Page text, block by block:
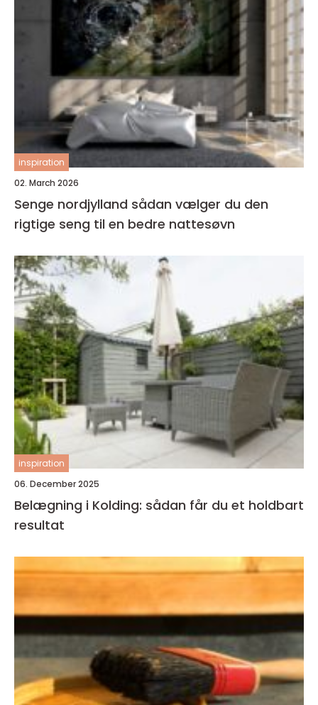
inspiration
02. March 2026
Senge nordjylland sådan vælger du den
rigtige seng til en bedre nattesøvn
inspiration
06. December 2025
Belægning i Kolding: sådan får du et holdbart
resultat